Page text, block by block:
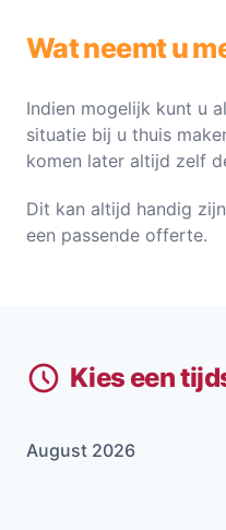
Wat neemt u
Indien mogelijk kunt u
situatie bij u thuis
komen later altijd zelf
Dit kan altijd handig
een passende offerte.
Kies een
August 2026